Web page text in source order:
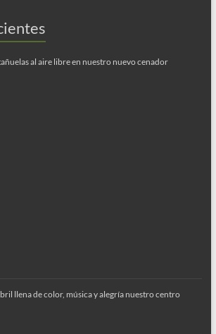
al aire libre en nuestro nuevo cenador
llena de color, música y alegría nuestro centro